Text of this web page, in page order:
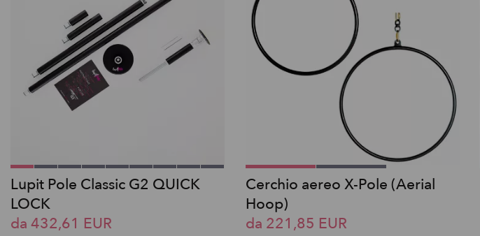
Lupit Pole Classic G2 QUICK
LOCK
da 432,61 EUR
Cerchio aereo X-Pole (Aerial
Hoop)
da 221,85 EUR